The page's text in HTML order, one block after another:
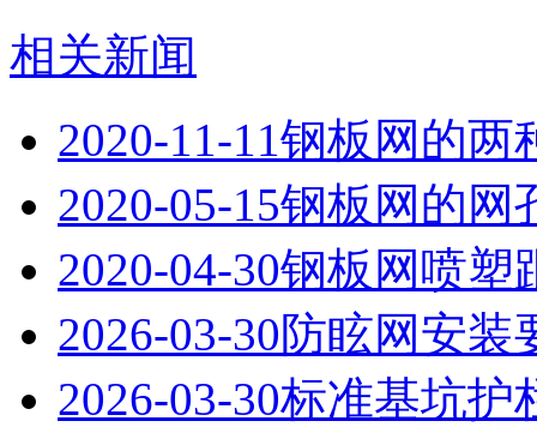
相关新闻
2020-11-11钢板网的两
2020-05-15钢板网的网
2020-04-30钢板网喷塑
2026-03-30防眩网安装
2026-03-30标准基坑护